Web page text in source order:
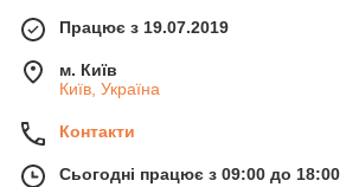
Працює з 19.07.2019
м. Київ
Київ, Україна
Контакти
Сьогодні працює з 09:00 до 18:00